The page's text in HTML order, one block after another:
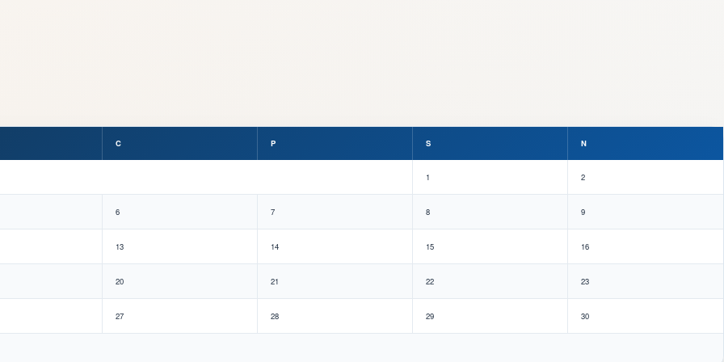
C P S N
1 2
6 7 8 9
13 14 15 16
20 21 22 23
27 28 29 30